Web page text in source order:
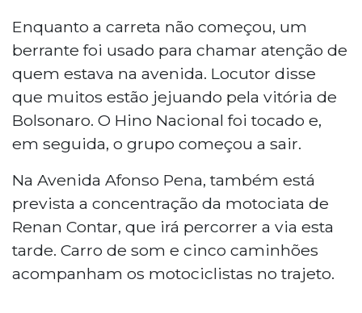
Enquanto a carreta não começou, um
berrante foi usado para chamar atenção de
quem estava na avenida. Locutor disse
que muitos estão jejuando pela vitória de
Bolsonaro. O Hino Nacional foi tocado e,
em seguida, o grupo começou a sair.
Na Avenida Afonso Pena, também está
prevista a concentração da motociata de
Renan Contar, que irá percorrer a via esta
tarde. Carro de som e cinco caminhões
acompanham os motociclistas no trajeto.